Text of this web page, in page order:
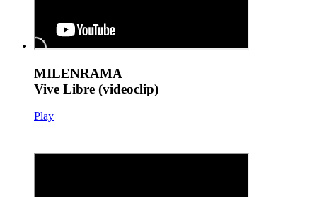
MILENRAMA
Vive Libre (videoclip)
Play